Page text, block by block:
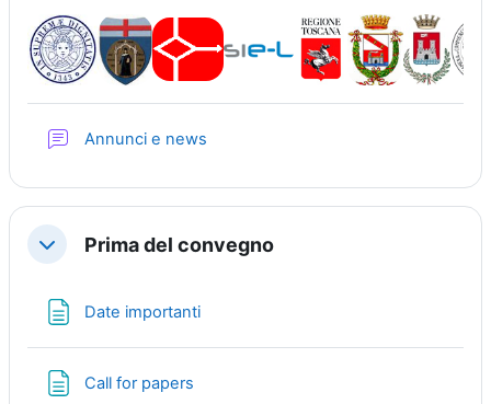
Annunci e news
ReplierPrima del convegno
Date importantiPage
Call for papers